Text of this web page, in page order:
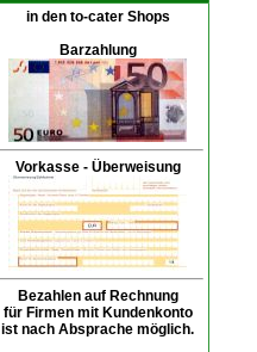
in den to-cater Shops
Barzahlung
Vorkasse - Überweisung
Bezahlen auf Rechnung
für Firmen mit Kundenkonto
ist nach Absprache möglich.